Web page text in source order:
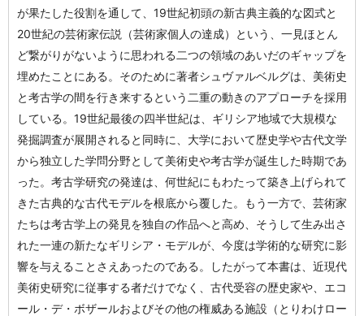
が果たした役割を通して、19世紀初頭の新古典主義的な図式と
20世紀の芸術家伝説（芸術家個人の達成）という、一見ほとん
ど繋がりがないように思われる二つの領域のあいだのギャップを
埋めたことにある。そのために著者シュヴァルベルグは、美術史
と考古学の間を行き来するという二重の動きのアプローチを採用
している。19世紀最後の四半世紀は、ギリシア地域で大規模な
発掘調査が展開されると同時に、大学において歴史学や古代文学
から独立した学問分野として美術史や考古学が誕生した時期であ
った。考古学研究の発達は、何世紀にもわたって築き上げられて
きた古典的な古代モデルを根底から覆した。もう一方で、芸術家
たちは考古学上の発見を独自の作品へと高め、そうして生み出さ
れた一連の新たなギリシア・モデルが、今度は学術的な研究に影
響を与えることさえあったのである。したがって本書は、近現代
美術史研究に従事する者だけでなく、古代受容の歴史家や、エコ
ール・デ・ボザールおよびその他の権威ある施設（とりわけロー